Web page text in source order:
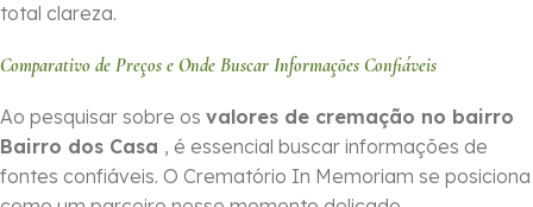
total clareza.
Comparativo de Preços e Onde Buscar Informações Confiáveis
Ao pesquisar sobre os valores de cremação no bairro
Bairro dos Casa , é essencial buscar informações de
fontes confiáveis. O Crematório In Memoriam se posiciona